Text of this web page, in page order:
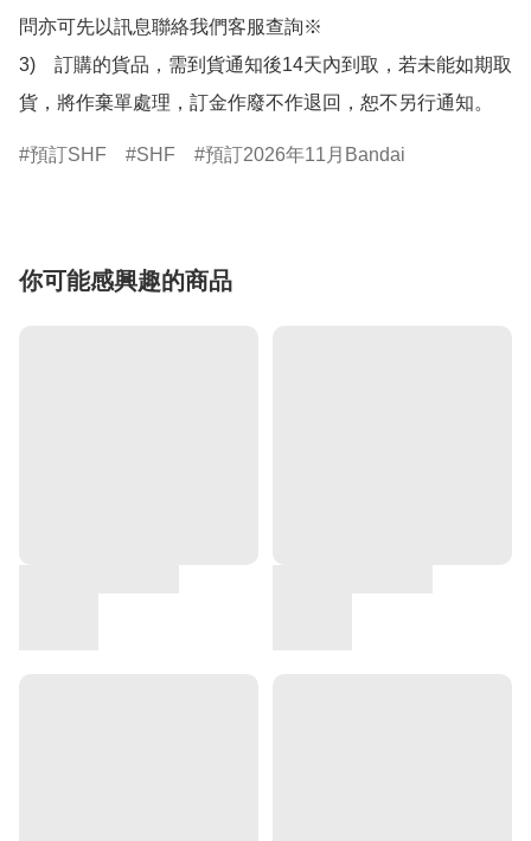
問亦可先以訊息聯絡我們客服查詢※
3)　訂購的貨品，需到貨通知後14天內到取，若未能如期取
貨，將作棄單處理，訂金作廢不作退回，恕不另行通知。
預訂SHF SHF 預訂2026年11月Bandai
你可能感興趣的商品